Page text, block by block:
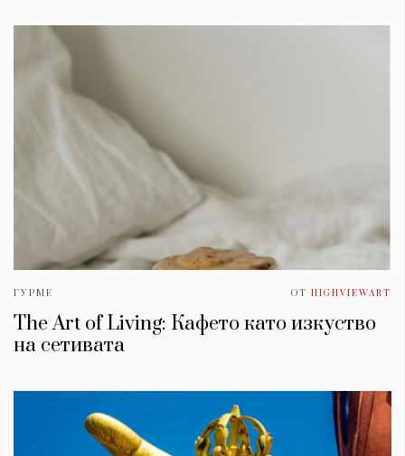
ГУРМЕ ОТ HIGHVIEWART
The Art of Living: Кафето като изкуство
на сетивата